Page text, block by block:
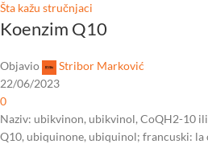
Šta kažu stručnjaci
Koenzim Q10
Objavio
Stribor Marković
22/06/2023
0
Naziv: ubikvinon, ubikvinol, CoQH2-10
Q10, ubiquinone, ubiquinol; francuski: la